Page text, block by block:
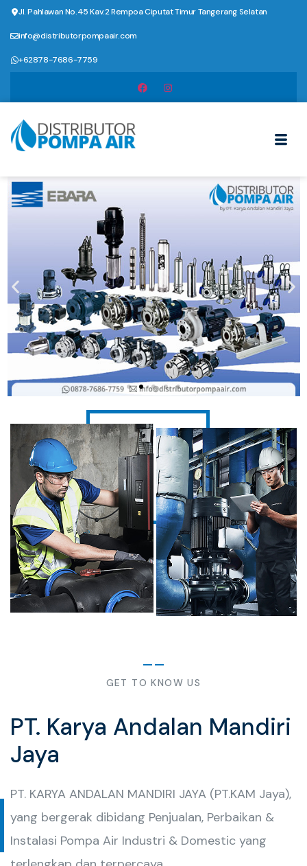
Jl. Pahlawan No.45 Kav.2 Rempoa Ciputat Timur Tangerang Selatan
info@distributorpompaair.com
+62878-7686-7759
GET TO KNOW US
PT. Karya Andalan Mandiri
Jaya
PT. KARYA ANDALAN MANDIRI JAYA (PT.KAM Jaya),
yang bergerak dibidang Penjualan, Perbaikan &
Instalasi Pompa Air Industri & Domestic yang